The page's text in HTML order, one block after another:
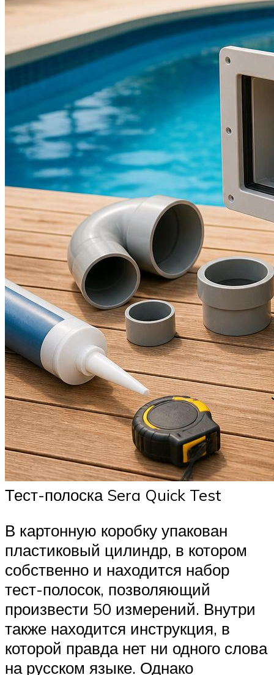
Тест-полоска Sera Quick Test
В картонную коробку упакован
пластиковый цилиндр, в котором
собственно и находится набор
тест-полосок, позволяющий
произвести 50 измерений. Внутри
также находится инструкция, в
которой правда нет ни одного слова
на русском языке. Однако